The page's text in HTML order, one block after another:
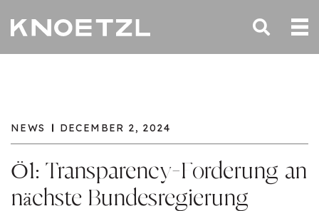
NEWS DECEMBER 2, 2024
Ö1: Transparency-Forderung an
nächste Bundesregierung